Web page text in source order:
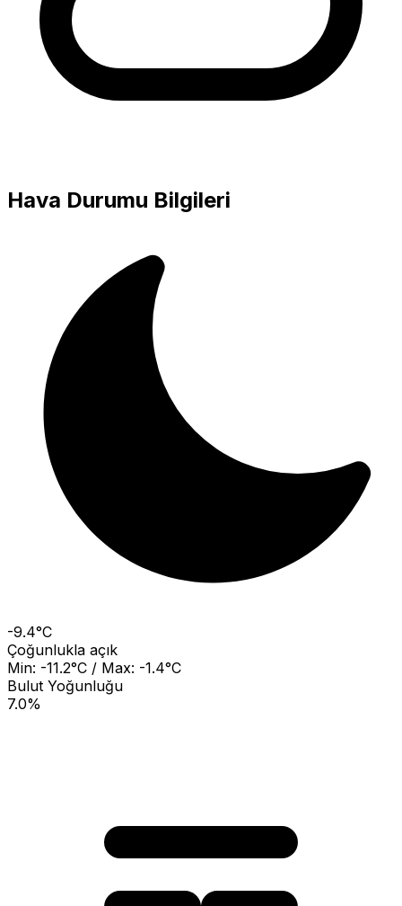
Hava Durumu Bilgileri
-9.4°C
Çoğunlukla açık
Min: -11.2°C / Max: -1.4°C
Bulut Yoğunluğu
7.0%